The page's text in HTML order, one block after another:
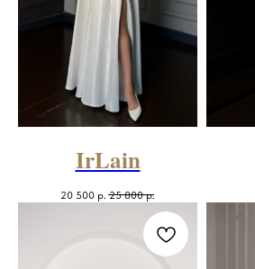
IrLain
20 500 р. 25 800 р.